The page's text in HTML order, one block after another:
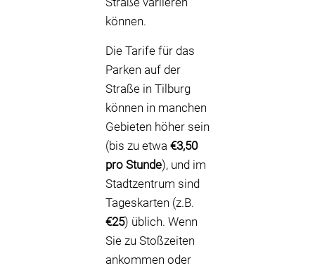
können.
Die Tarife für das
Parken auf der
Straße in Tilburg
können in manchen
Gebieten höher sein
(bis zu etwa €3,50
pro Stunde), und im
Stadtzentrum sind
Tageskarten (z.B.
€25) üblich. Wenn
Sie zu Stoßzeiten
ankommen oder